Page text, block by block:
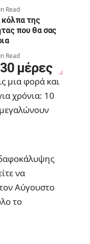
Read
κόλπα της
που θα σας
Read
μέρες
μια φορά και
χρόνια: 10
να
Αύγουστο
το